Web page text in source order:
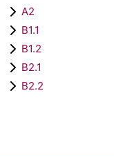
A2
B1.1
B1.2
B2.1
B2.2